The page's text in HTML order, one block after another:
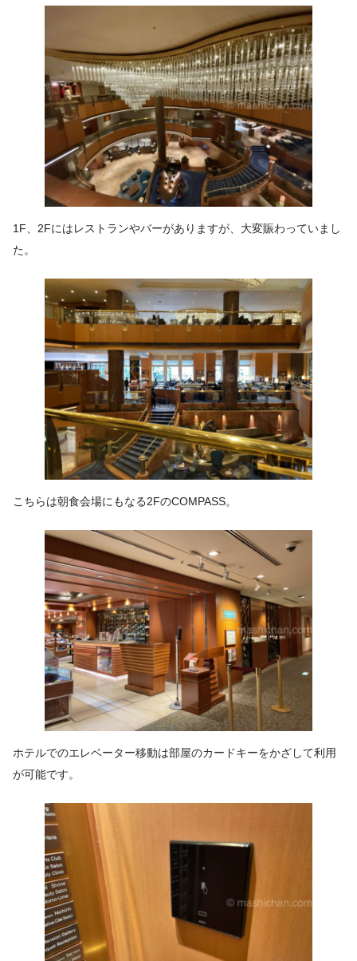
1F、2Fにはレストランやバーがありますが、大変賑わっていまし
た。
こちらは朝食会場にもなる2FのCOMPASS。
ホテルでのエレベーター移動は部屋のカードキーをかざして利用
が可能です。